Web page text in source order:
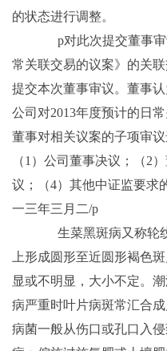
的状态进行调整。
p对此次提交董事审
常关联交易的议案》的关
提交本次董事审议。董事
公司对2013年度预计的日
董事对相关议案的子项审
（1）公司董事决议；（2
议；（4）其他中证监要求
一三年三月二/p
生菜黑斑病又称轮纹
上形成圆形至近圆形褐色
显或不明显，大小不定。
病严重时叶片病斑常汇合
病菌一般从伤口或孔口入